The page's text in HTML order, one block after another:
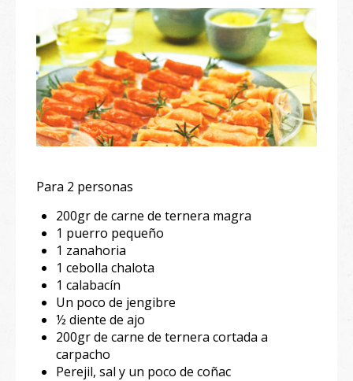
Para 2 personas
200gr de carne de ternera magra
1 puerro pequeño
1 zanahoria
1 cebolla chalota
1 calabacín
Un poco de jengibre
½ diente de ajo
200gr de carne de ternera cortada a
carpacho
Perejil, sal y un poco de coñac